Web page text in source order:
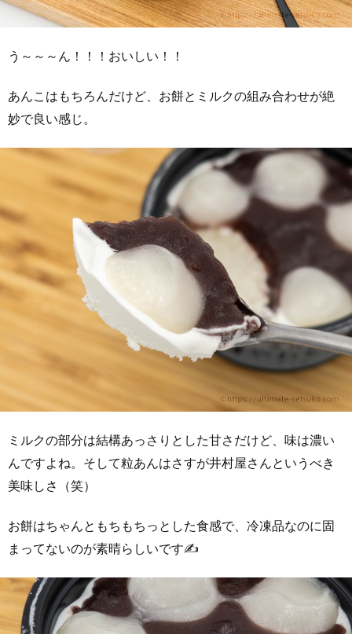
う～～～ん！！！おいしい！！
あんこはもちろんだけど、お餅とミルクの組み合わせが絶
妙で良い感じ。
ミルクの部分は結構あっさりとした甘さだけど、味は濃い
んですよね。そして粒あんはさすが井村屋さんというべき
美味しさ（笑）
お餅はちゃんともちもちっとした食感で、冷凍品なのに固
まってないのが素晴らしいです✍